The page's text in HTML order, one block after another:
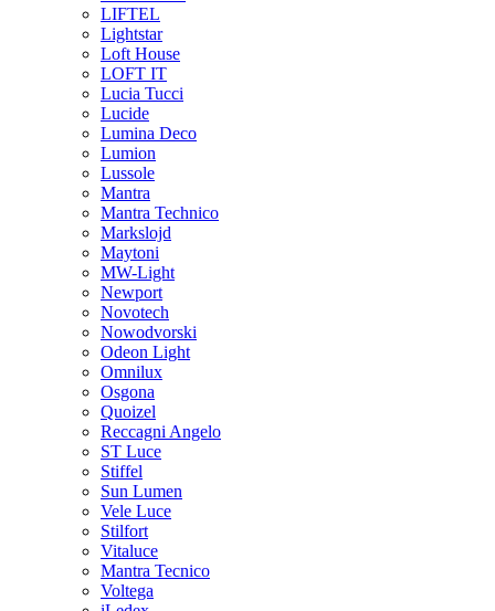
LIFTEL
Lightstar
Loft House
LOFT IT
Lucia Tucci
Lucide
Lumina Deco
Lumion
Lussole
Mantra
Mantra Technico
Markslojd
Maytoni
MW-Light
Newport
Novotech
Nowodvorski
Odeon Light
Omnilux
Osgona
Quoizel
Reccagni Angelo
ST Luce
Stiffel
Sun Lumen
Vele Luce
Stilfort
Vitaluce
Mantra Tecnico
Voltega